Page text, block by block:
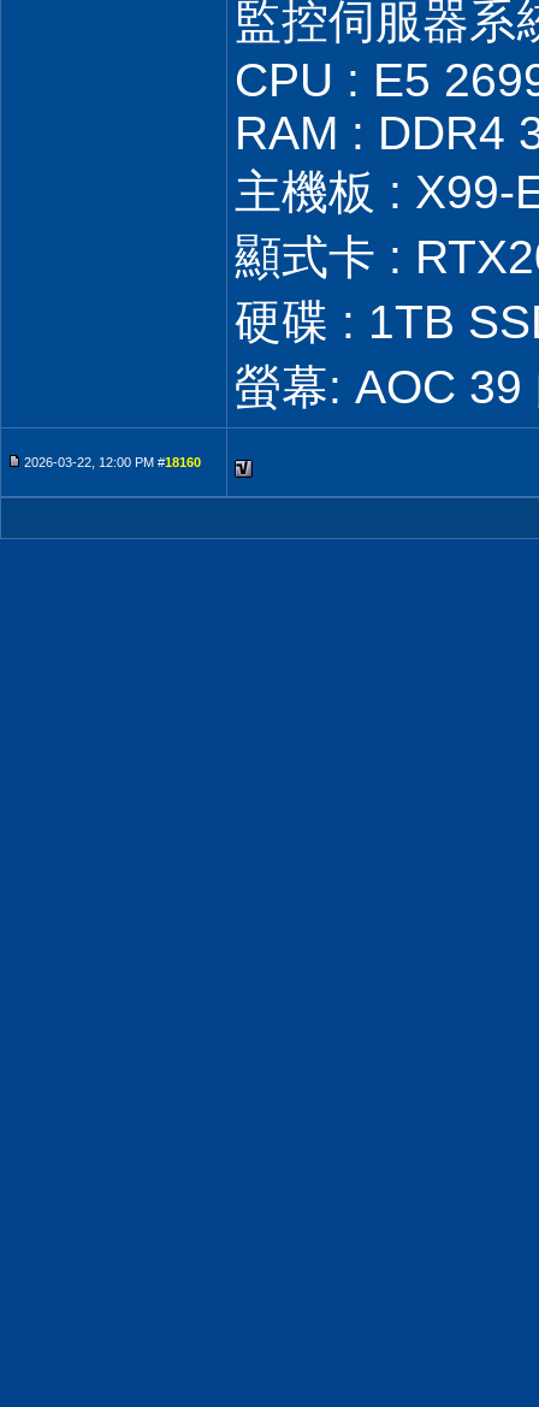
監控伺服器系
CPU : E5
RAM : DDR4
主機板 : X99-
顯式卡 :
硬碟 : 1TB
螢幕: AOC
2026-03-22, 12:00 PM #18160